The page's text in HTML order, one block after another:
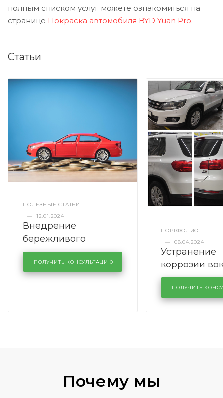
полным списком услуг можете ознакомиться на
странице Покраска автомобиля BYD Yuan Pro.
Статьи
ПОЛЕЗНЫЕ СТАТЬИ
—
12.01.2024
Внедрение
бережливого
производства в
кузовном сервисе
KUTUZOVV
ПОЛУЧИТЬ КОНСУЛЬТАЦИЮ
ПОРТФОЛИО
—
08.04.2024
Устранение
коррозии
лобового
районе
Volkswagen
ПОЛУЧИТЬ
Почему мы